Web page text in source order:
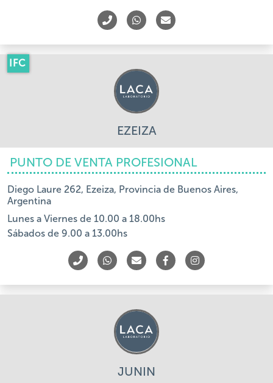
IFC
EZEIZA
PUNTO DE VENTA PROFESIONAL
Diego Laure 262, Ezeiza, Provincia de Buenos Aires,
Argentina
Lunes a Viernes de 10.00 a 18.00hs
Sábados de 9.00 a 13.00hs
JUNIN